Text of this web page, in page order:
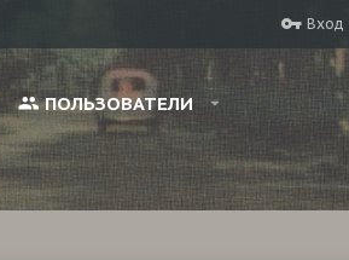
Вход
ПОЛЬЗОВАТЕЛИ